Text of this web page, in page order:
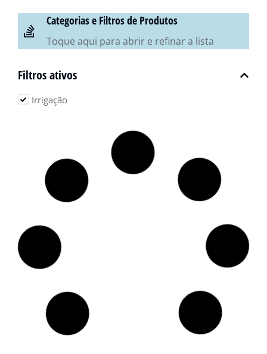
Categorias e Filtros de Produtos
Toque aqui para abrir e refinar a lista
Filtros ativos
Irrigação